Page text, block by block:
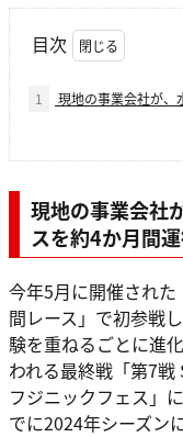
目次
1 現地の事業会社が、
現地の事業会社
スを約4か月間
今年5月に開催された
間レース」で初参戦
験を重ねるごとに進
われる最終戦「第7
フジニックフェス」
でに2024年シーズン